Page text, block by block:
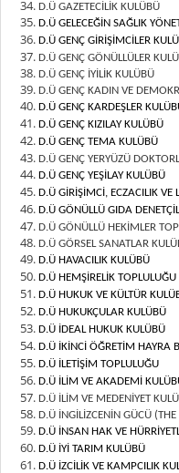
D.Ü GAZETECİLİK KULÜBÜ
D.Ü GELECEĞİN SAĞLIK
D.Ü GENÇ GİRİŞİMCİLER
D.Ü GENÇ GÖNÜLLÜLER
D.Ü GENÇ İYİLİK KULÜBÜ
D.Ü GENÇ KADIN VE
D.Ü GENÇ KARDEŞLER
D.Ü GENÇ KIZILAY KULÜBÜ
D.Ü GENÇ TEMA KULÜBÜ
D.Ü GENÇ YERYÜZÜ
D.Ü GENÇ YEŞİLAY KULÜBÜ
D.Ü GİRİŞİMCİ, ECZACILIK VE
D.Ü GÖNÜLLÜ GIDA
D.Ü GÖNÜLLÜ HEKİMLER
D.Ü GÖRSEL SANATLAR
D.Ü HAVACILIK KULÜBÜ
D.Ü HEMŞİRELİK TOPLULUĞU
D.Ü HUKUK VE KÜLTÜR
D.Ü HUKUKÇULAR KULÜBÜ
D.Ü İDEAL HUKUK KULÜBÜ
D.Ü İKİNCİ ÖĞRETİM HAYRA
D.Ü İLETİŞİM TOPLULUĞU
D.Ü İLİM VE AKADEMİ
D.Ü İLİM VE MEDENİYET
D.Ü İNGİLİZCENİN GÜCÜ
D.Ü İNSAN HAK VE
D.Ü İYİ TARIM KULÜBÜ
D.Ü İZCİLİK VE KAMPCILIK